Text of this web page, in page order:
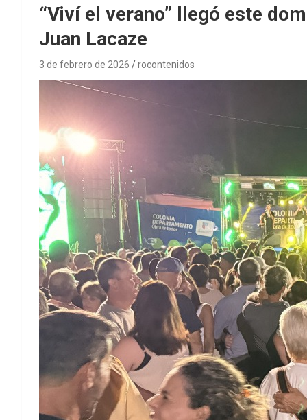
“Viví el verano” llegó este
Juan Lacaze
3 de febrero de 2026 rocontenidos